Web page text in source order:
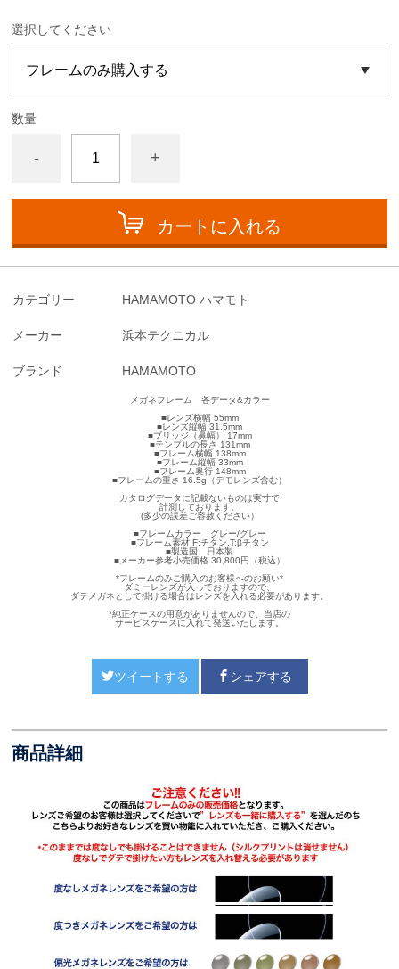
選択してください
数量
- +
カートに入れる
カテゴリー HAMAMOTO ハマモト
メーカー 浜本テクニカル
ブランド HAMAMOTO
メガネフレーム 各データ&カラー
■レンズ横幅 55mm
■レンズ縦幅 31.5mm
■ブリッジ（鼻幅） 17mm
■テンプルの長さ 131mm
■フレーム横幅 138mm
■フレーム縦幅 33mm
■フレーム奥行 148mm
■フレームの重さ 16.5g（デモレンズ含む）
カタログデータに記載ないものは実寸で
計測しております。
(多少の誤差ご容赦ください）
■フレームカラー グレー/グレー
■フレーム素材 F:チタン,T:βチタン
■製造国 日本製
■メーカー参考小売価格 30,800円（税込）
*フレームのみご購入のお客様へのお願い*
ダミーレンズが入っておりますので、
ダテメガネとして掛ける場合はレンズを入れる必要があります。
*純正ケースの用意がありませんので、当店の
サービスケースに入れて発送いたします。
ツイートする シェアする
商品詳細